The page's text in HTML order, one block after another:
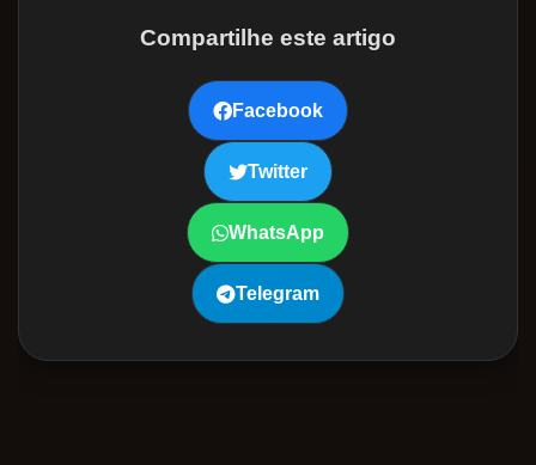
Compartilhe este artigo
Facebook
Twitter
WhatsApp
Telegram